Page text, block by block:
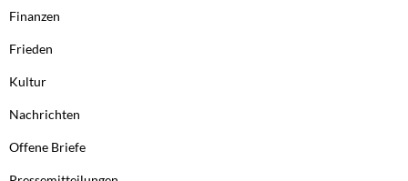
Finanzen
Frieden
Kultur
Nachrichten
Offene Briefe